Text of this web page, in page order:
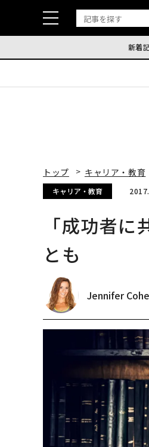
新着
トップ キャリア・教育
キャリア・教育
「成功者
とも
Jennifer